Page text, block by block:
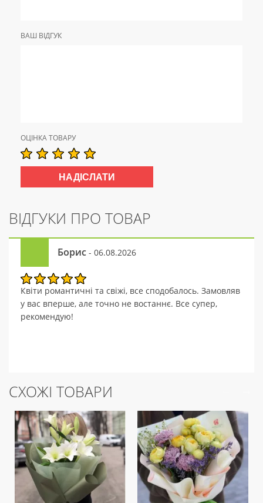
ВАШ ВІДГУК
ОЦІНКА ТОВАРУ
ВІДГУКИ ПРО ТОВАР
Борис - 06.08.2026
Квіти романтичні та свіжі, все сподобалось. Замовляв
у вас вперше, але точно не востаннє. Все супер,
рекомендую!
СХОЖІ ТОВАРИ